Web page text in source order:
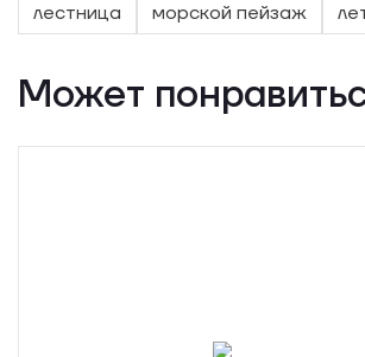
лестница
морской пейзаж
Может